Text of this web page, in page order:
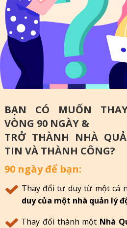
90 ngày để bạn:
Thay đổi thành một Nhà
Thay đổi tư duy từ một cá
duy của một nhà quản lý
BẠN CÓ MUỐN
VÒNG 90 NGÀY &
TRỞ THÀNH NHÀ
TIN VÀ THÀNH CÔNG?